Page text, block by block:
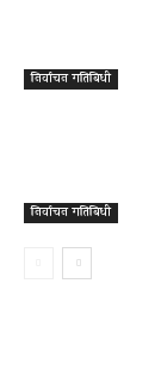
निर्वाचन गतिबिधी
निर्वाचन गतिबिधी